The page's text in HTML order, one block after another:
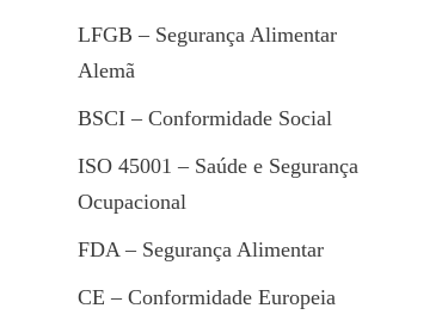
LFGB – Segurança Alimentar
Alemã
BSCI – Conformidade Social
ISO 45001 – Saúde e Segurança
Ocupacional
FDA – Segurança Alimentar
CE – Conformidade Europeia